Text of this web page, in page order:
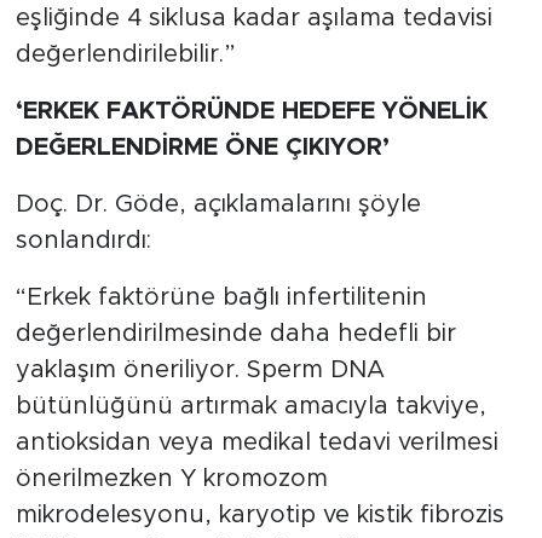
eşliğinde 4 siklusa kadar aşılama tedavisi
değerlendirilebilir.”
‘ERKEK FAKTÖRÜNDE HEDEFE YÖNELİK
DEĞERLENDİRME ÖNE ÇIKIYOR’
Doç. Dr. Göde, açıklamalarını şöyle
sonlandırdı:
“Erkek faktörüne bağlı infertilitenin
değerlendirilmesinde daha hedefli bir
yaklaşım öneriliyor. Sperm DNA
bütünlüğünü artırmak amacıyla takviye,
antioksidan veya medikal tedavi verilmesi
önerilmezken Y kromozom
mikrodelesyonu, karyotip ve kistik fibrozis